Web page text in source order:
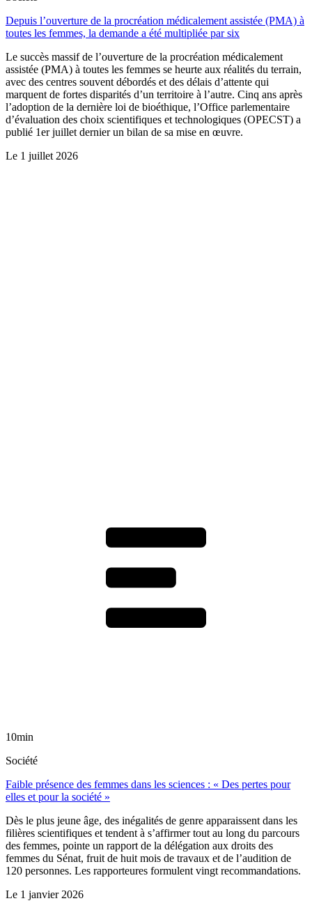
Depuis l’ouverture de la procréation médicalement assistée (PMA) à
toutes les femmes, la demande a été multipliée par six
Le succès massif de l’ouverture de la procréation médicalement
assistée (PMA) à toutes les femmes se heurte aux réalités du terrain,
avec des centres souvent débordés et des délais d’attente qui
marquent de fortes disparités d’un territoire à l’autre. Cinq ans après
l’adoption de la dernière loi de bioéthique, l’Office parlementaire
d’évaluation des choix scientifiques et technologiques (OPECST) a
publié 1er juillet dernier un bilan de sa mise en œuvre.
Le 1 juillet 2026
10min
Société
Faible présence des femmes dans les sciences : « Des pertes pour
elles et pour la société »
Dès le plus jeune âge, des inégalités de genre apparaissent dans les
filières scientifiques et tendent à s’affirmer tout au long du parcours
des femmes, pointe un rapport de la délégation aux droits des
femmes du Sénat, fruit de huit mois de travaux et de l’audition de
120 personnes. Les rapporteures formulent vingt recommandations.
Le 1 janvier 2026